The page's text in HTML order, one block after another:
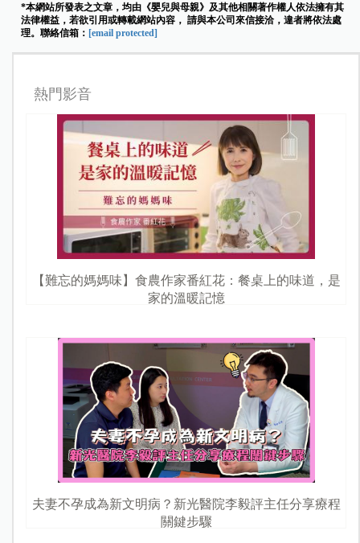
*本網站所發表之文章，均由《嬰兒與母親》及其他相關著作權人依法擁有其
法律權益，若欲引用或轉載網站內容， 請與本公司來信接洽，違者將依法處
理。聯絡信箱： [email protected]
熱門影音
【難忘的媽媽味】食農作家番紅花：餐桌上的味道，是
家的溫暖記憶
夫妻不孕成為新文明病？新光醫院李毅評主任分享療程
關鍵步驟